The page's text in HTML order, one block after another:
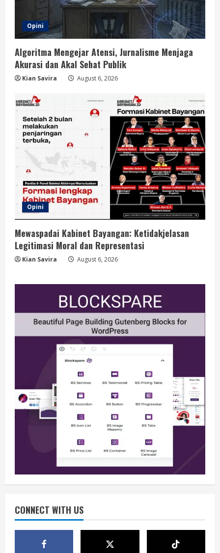
Opini
Algoritma Mengejar Atensi, Jurnalisme Menjaga
Akurasi dan Akal Sehat Publik
Kian Savira August 6, 2026
Opini
Mewaspadai Kabinet Bayangan: Ketidakjelasan
Legitimasi Moral dan Representasi
Kian Savira August 6, 2026
CONNECT WITH US
Berita
BMP Kecam Aksi KNPB, Serukan
Persatuan Demi Papua yang Kondusif
August 6, 2026
3
Perang Algoritma AI Makin Kompleks,
Digital
August 6, 2026
Pemerintah Perkuat Ekosistem Media